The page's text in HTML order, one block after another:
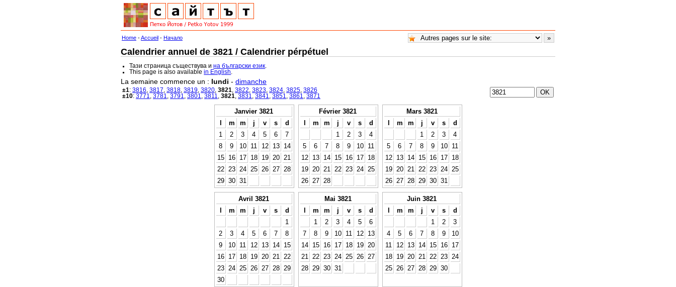
Home -Accueil - Начало
Calendrier annuel de 3821 / Calendrier pérpétuel
Тази страница съществува ина български език
This page is also availablein English
La semaine commence un : lundi - dimanche
±1: 3816 3817 3818 3819 3820 3821 3822 3823 3824 3825 3826
±10: 3771 3781 3791 3801 3811 3821 3831 3841 3851 3861 3871
Janvier 3821
l
m m j v s
d
1
2 3 4 5 6
7
8
9 10 11 12 13
14
15
16 17 18 19 20
21
22
23 24 25 26 27
28
29 30 31
Février 3821
l
m m j v s
d
1
2 3
4
5
6 7 8 9 10
11
12
13 14 15 16 17
18
19
20 21 22 23 24
25
26
27 28
Mars 3821
l
m m j v s
d
1
2 3
4
5
6 7 8 9 10
11
12
13 14 15 16 17
18
19
20 21 22 23 24
25
26
27 28 29 30 31
Avril 3821
l
m m j v s
d
1
2
3 4 5 6 7
8
9
10 11 12 13 14
15
16
17 18 19 20 21
22
23
24 25 26 27 28
29
30
Mai 3821
l
m m j v s
d
1
2 3 4 5
6
7
8 9 10 11 12
13
14
15 16 17 18 19
20
21
22 23 24 25 26
27
28
29 30 31
Juin 3821
l
m m j v s
d
1
2
3
4
5 6 7 8 9
10
11
12 13 14 15 16
17
18
19 20 21 22 23
24
25
26 27 28 29 30